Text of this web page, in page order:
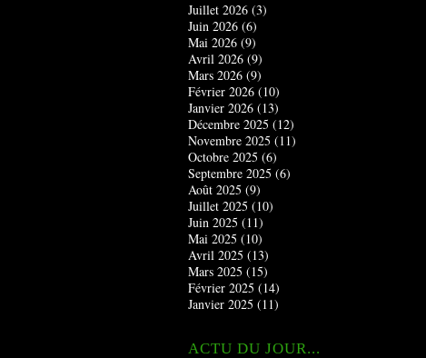
Juillet 2026 (3)
Juin 2026 (6)
Mai 2026 (9)
Avril 2026 (9)
Mars 2026 (9)
Février 2026 (10)
Janvier 2026 (13)
Décembre 2025 (12)
Novembre 2025 (11)
Octobre 2025 (6)
Septembre 2025 (6)
Août 2025 (9)
Juillet 2025 (10)
Juin 2025 (11)
Mai 2025 (10)
Avril 2025 (13)
Mars 2025 (15)
Février 2025 (14)
Janvier 2025 (11)
ACTU DU JOUR...